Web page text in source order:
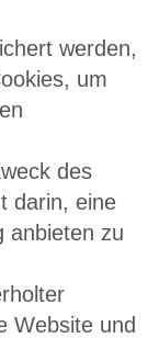
werden,
um
des
darin, eine
anbieten zu
Website und